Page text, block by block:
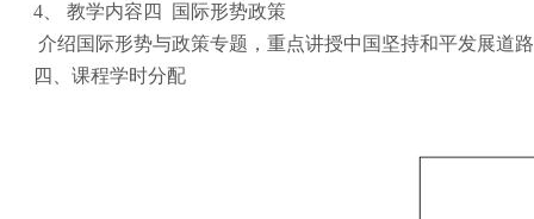
4 、 教学内容四 国际形势政策
介绍国际形势与政策专题，重点讲授中国坚持和平发展道
四、课程学时分配